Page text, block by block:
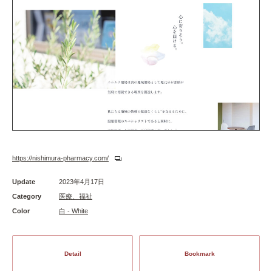
https://nishimura-pharmacy.com/
Update
2023年4月17日
Category
医療、福祉
Color
白 - White
Detail Bookmark